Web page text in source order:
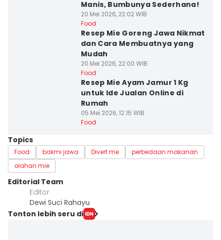
Manis, Bumbunya Sederhana!
20 Mei 2026, 22:02 WIB
Food
Resep Mie Goreng Jawa Nikmat
dan Cara Membuatnya yang
Mudah
20 Mei 2026, 22:00 WIB
Food
Resep Mie Ayam Jamur 1 Kg
untuk Ide Jualan Online di
Rumah
05 Mei 2026, 12:15 WIB
Food
Topics
Food bakmi jawa Divert me
perbedaan makanan
olahan mie
Editorial Team
Editor
Dewi Suci Rahayu
Tonton lebih seru di